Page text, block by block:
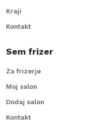
Kraji
Kontakt
Sem frizer
Za frizerje
Moj salon
Dodaj salon
Kontakt